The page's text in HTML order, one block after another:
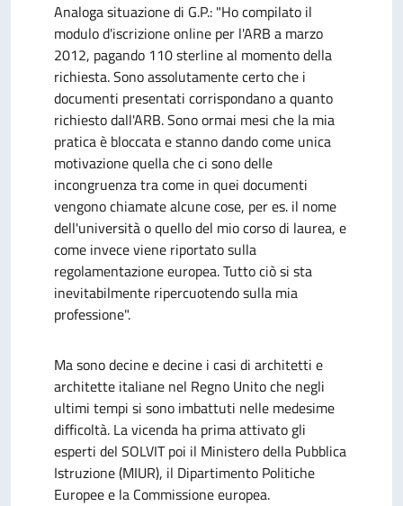
Analoga situazione di G.P.: "Ho compilato il
modulo d'iscrizione online per l'ARB a marzo
2012, pagando 110 sterline al momento della
richiesta. Sono assolutamente certo che i
documenti presentati corrispondano a quanto
richiesto dall'ARB. Sono ormai mesi che la mia
pratica è bloccata e stanno dando come unica
motivazione quella che ci sono delle
incongruenza tra come in quei documenti
vengono chiamate alcune cose, per es. il nome
dell'università o quello del mio corso di laurea, e
come invece viene riportato sulla
regolamentazione europea. Tutto ciò si sta
inevitabilmente ripercuotendo sulla mia
professione".
Ma sono decine e decine i casi di architetti e
architette italiane nel Regno Unito che negli
ultimi tempi si sono imbattuti nelle medesime
difficoltà. La vicenda ha prima attivato gli
esperti del SOLVIT poi il Ministero della Pubblica
Istruzione (MIUR), il Dipartimento Politiche
Europee e la Commissione europea.